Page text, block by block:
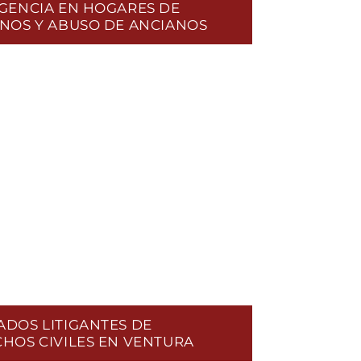
EN HOGARES DE
Y ABUSO DE ANCIANOS
LITIGANTES DE
CIVILES EN VENTURA